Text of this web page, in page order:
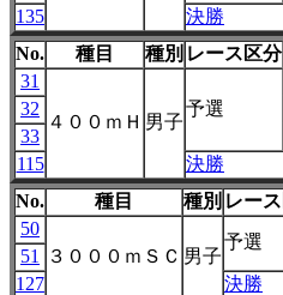
135
決勝
No.
種目 種別 レース区分
31
４００ｍＨ 男子
予選
32
33
115
決勝
No.
種目 種別 レー
50
３０００ｍＳＣ 男子
予選
51
127
決勝